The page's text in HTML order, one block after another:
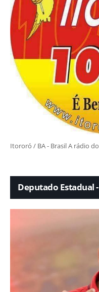
Itororó / BA - Brasil A rádio
Deputado Estadual